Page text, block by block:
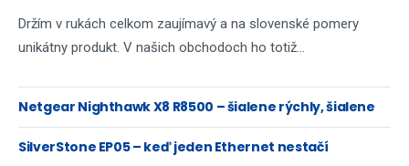
Držím v rukách celkom zaujímavý a na slovenské pomery
unikátny produkt. V našich obchodoch ho totiž...
Netgear Nighthawk X8 R8500 – šialene rýchly, šialene
drahý
SilverStone EP05 – keď jeden Ethernet nestačí